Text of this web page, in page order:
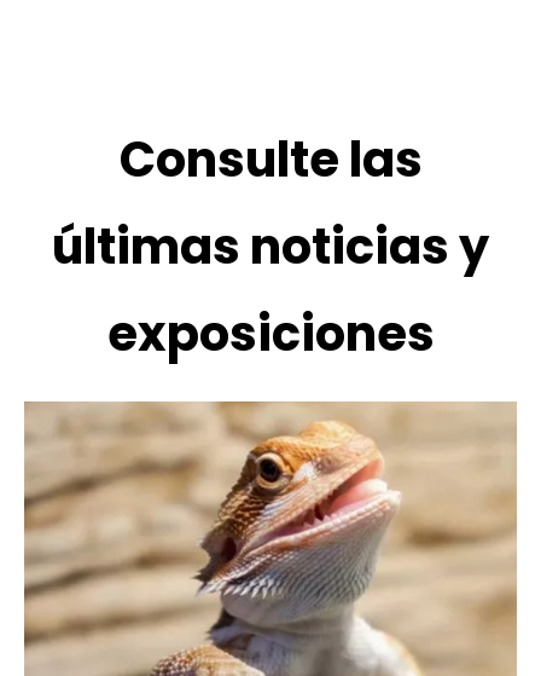
Consulte las
últimas noticias y
exposiciones